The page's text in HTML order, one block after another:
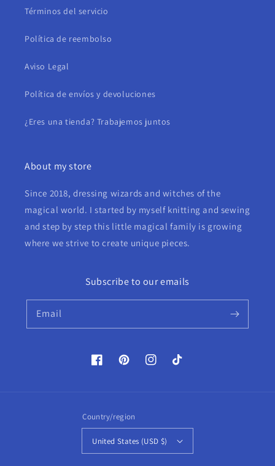
Términos del servicio
Política de reembolso
Aviso Legal
Política de envíos y devoluciones
¿Eres una tienda? Trabajemos juntos
About my store
Since 2018, dressing wizards and witches of the
magical world. I started by myself knitting and sewing
and step by step this little magical family is growing
where we strive to create unique pieces.
Subscribe to our emails
Email
FacebookPinterestInstagramTikTok
Country/region
United States (USD $)